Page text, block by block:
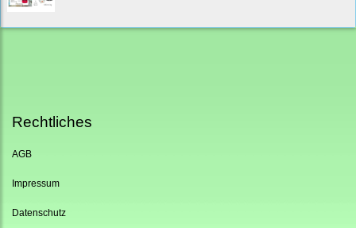
Rechtliches
AGB
Impressum
Datenschutz